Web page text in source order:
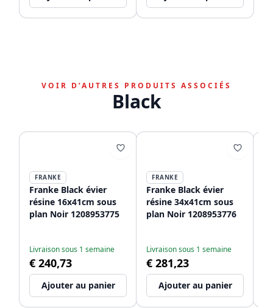
VOIR D’AUTRES PRODUITS ASSOCIÉS
Black
FRANKE
Franke Black évier
résine 16x41cm sous
plan Noir 1208953775
Livraison sous 1 semaine
€ 240,73
Ajouter au panier
FRANKE
Franke Black évier
résine 34x41cm sous
plan Noir 1208953776
Livraison sous 1 semaine
€ 281,23
Ajouter au panier